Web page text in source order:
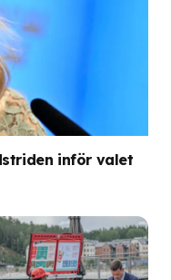
inför valet